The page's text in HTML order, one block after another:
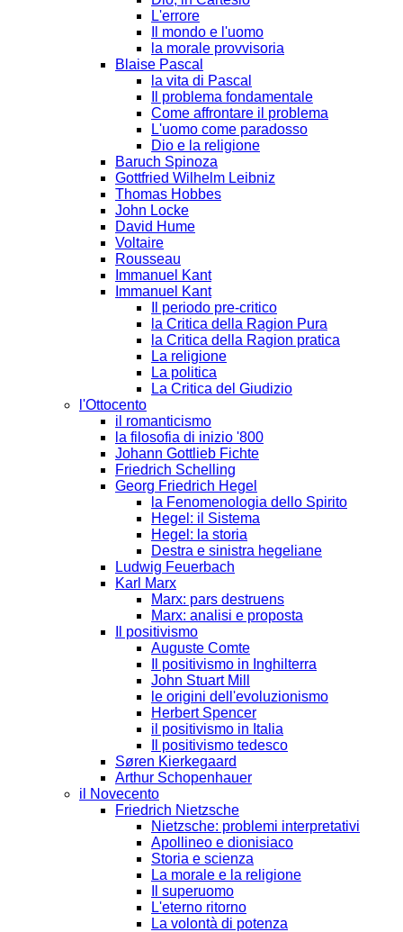
L'errore
Il mondo e l'uomo
la morale provvisoria
Blaise Pascal
la vita di Pascal
Il problema fondamentale
Come affrontare il problema
L'uomo come paradosso
Dio e la religione
Baruch Spinoza
Gottfried Wilhelm Leibniz
Thomas Hobbes
John Locke
David Hume
Voltaire
Rousseau
Immanuel Kant
Immanuel Kant
Il periodo pre-critico
la Critica della Ragion Pura
la Critica della Ragion pratica
La religione
La politica
La Critica del Giudizio
l'Ottocento
il romanticismo
la filosofia di inizio '800
Johann Gottlieb Fichte
Friedrich Schelling
Georg Friedrich Hegel
la Fenomenologia dello Spirito
Hegel: il Sistema
Hegel: la storia
Destra e sinistra hegeliane
Ludwig Feuerbach
Karl Marx
Marx: pars destruens
Marx: analisi e proposta
Il positivismo
Auguste Comte
Il positivismo in Inghilterra
John Stuart Mill
le origini dell'evoluzionismo
Herbert Spencer
il positivismo in Italia
Il positivismo tedesco
Søren Kierkegaard
Arthur Schopenhauer
il Novecento
Friedrich Nietzsche
Nietzsche: problemi interpretativi
Apollineo e dionisiaco
Storia e scienza
La morale e la religione
Il superuomo
L'eterno ritorno
La volontà di potenza